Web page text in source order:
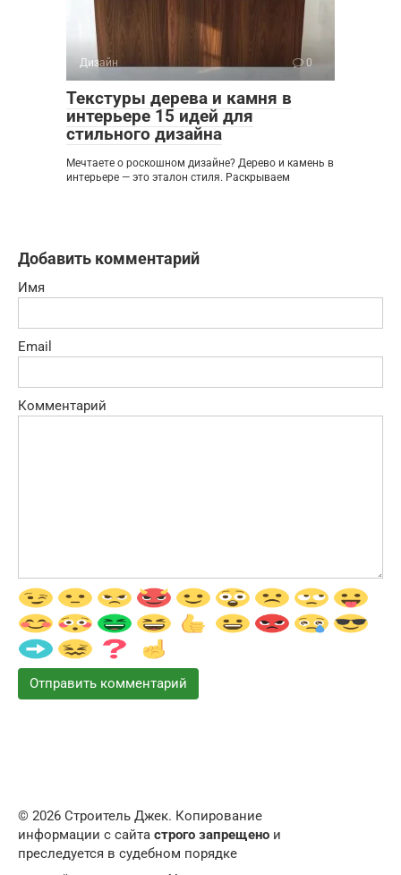
Дизайн 0
Текстуры дерева и камня в
интерьере 15 идей для
стильного дизайна
Мечтаете о роскошном дизайне? Дерево и камень в
интерьере — это эталон стиля. Раскрываем
Добавить комментарий
Имя
Email
Комментарий
© 2026 Строитель Джек. Копирование
информации с сайта строго запрещено и
преследуется в судебном порядке